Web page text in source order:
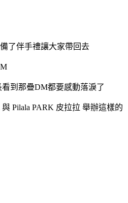
了伴手禮讓大家帶回去
到那疊DM都要感動落淚了
Pilala PARK 皮拉拉 舉辦這樣的